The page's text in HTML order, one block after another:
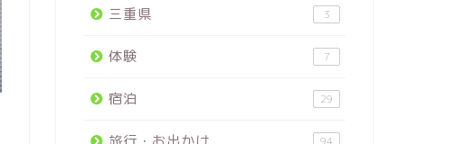
三重県 3
体験 7
宿泊 29